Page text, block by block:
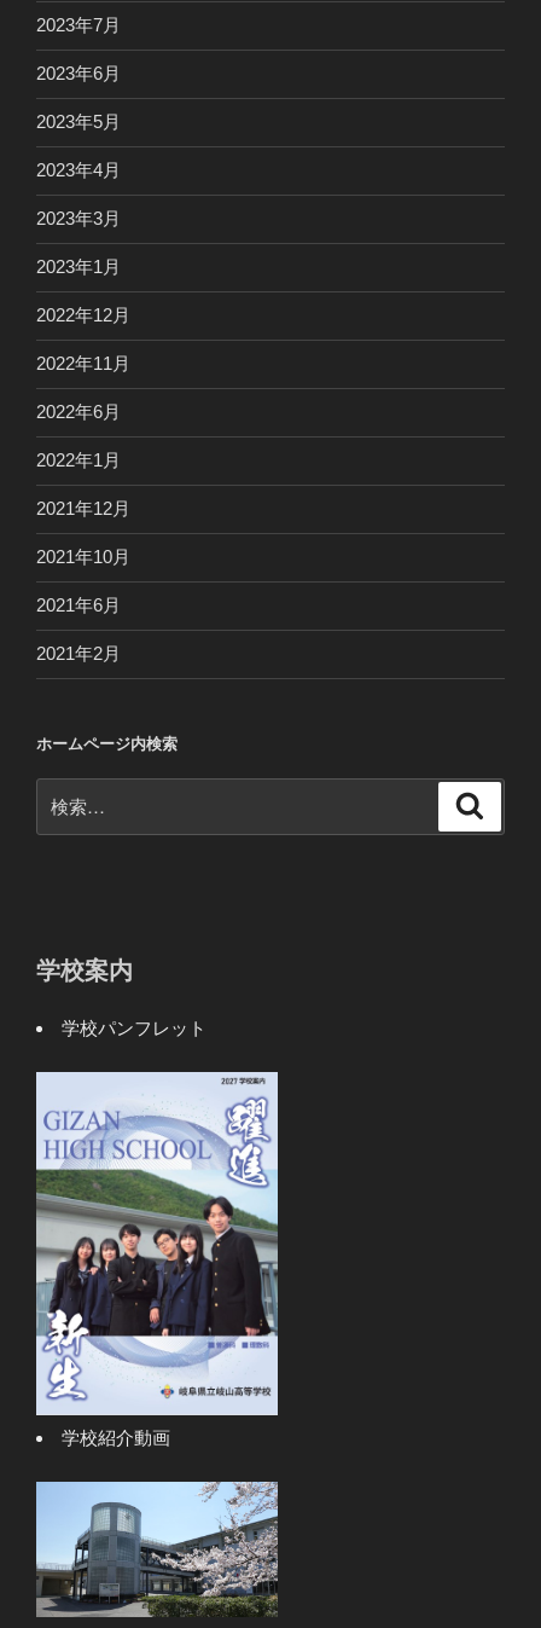
2023年7月
2023年6月
2023年5月
2023年4月
2023年3月
2023年1月
2022年12月
2022年11月
2022年6月
2022年1月
2021年12月
2021年10月
2021年6月
2021年2月
ホームページ内検索
索:
学校案内
学校パンフレット
学校紹介動画